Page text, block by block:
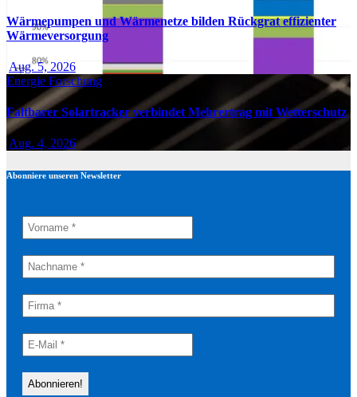
Wärmepumpen und Wärmenetze bilden Rückgrat effizienter
Wärmeversorgung
Aug. 5, 2026
Energie Forschung
Faltbarer Solartracker verbindet Mehrertrag mit Wetterschutz
Aug. 4, 2026
Abonniere unseren Newsletter